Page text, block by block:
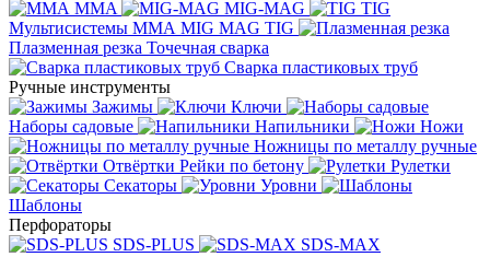
MMA
MIG-MAG
TIG
Мультисистемы ММА MIG MAG TIG
Плазменная резка Точечная сварка
Cварка пластиковых труб
Ручные инструменты
Зажимы
Ключи
Наборы садовые
Напильники
Ножи
Ножницы по металлу ручные
Отвёртки Рейки по бетону
Рулетки
Секаторы
Уровни
Шаблоны
Перфораторы
SDS-PLUS
SDS-MAX